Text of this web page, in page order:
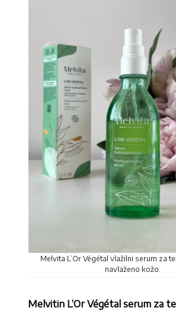
Melvita L’Or Végétal vlažilni serum za
navlaženo kožo.
Melvitin L’Or Végétal serum za